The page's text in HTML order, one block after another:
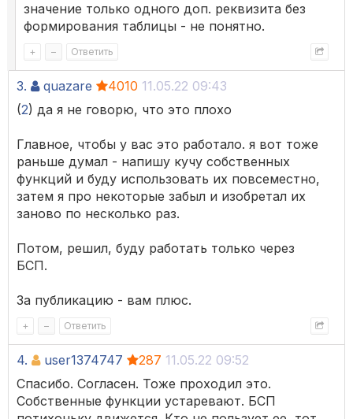
значение только одного доп. реквизита без
формирования таблицы - не понятно.
+ – Ответить
3. quazare 4010 11.05.22 09:43
(2) да я не говорю, что это плохо
Главное, чтобы у вас это работало. я вот тоже
раньше думал - напишу кучу собственных
функций и буду использовать их повсеместно,
затем я про некоторые забыл и изобретал их
заново по несколько раз.
Потом, решил, буду работать только через
БСП.
За публикацию - вам плюс.
+ – Ответить
4. user1374747 287 11.05.22 09:52
Спасибо. Согласен. Тоже проходил это.
Собственные функции устаревают. БСП